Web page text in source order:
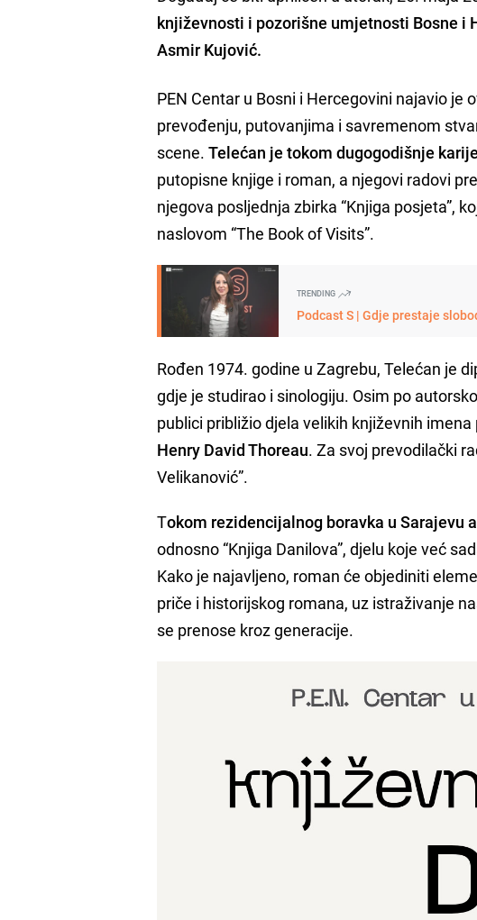
književnosti i pozorišne umjetnosti Bosne i
Asmir Kujović.
PEN Centar u Bosni i Hercegovini najavio je
prevođenju, putovanjima i savremenom
scene.Telećan je tokom dugogodišnje
putopisne knjige i roman, a njegovi radovi
njegova posljednja zbirka “Knjiga posjeta”,
naslovom “The Book of Visits”.
TRENDING
Podcast S | Gdje prestaje
Rođen 1974. godine u Zagrebu, Telećan je
gdje je studirao i sinologiju. Osim po
publici približio djela velikih književnih
Henry David Thoreau. Za svoj prevodilački
Velikanović”.
Tokom rezidencijalnog boravka u Sarajevu
odnosno “Knjiga Danilova”, djelu koje već
Kako je najavljeno, roman će objediniti
priče i historijskog romana, uz istraživanje
se prenose kroz generacije.